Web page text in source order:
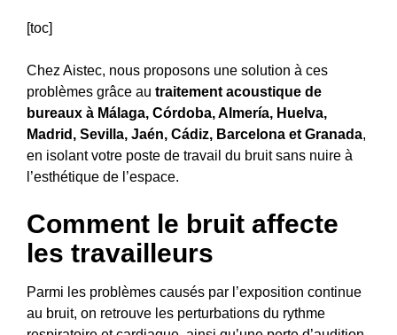
[toc]
Chez Aistec, nous proposons une solution à ces
problèmes grâce au traitement acoustique de
bureaux à Málaga, Córdoba, Almería, Huelva,
Madrid, Sevilla, Jaén, Cádiz, Barcelona et Granada,
en isolant votre poste de travail du bruit sans nuire à
l’esthétique de l’espace.
Comment le bruit affecte
les travailleurs
Parmi les problèmes causés par l’exposition continue
au bruit, on retrouve les perturbations du rythme